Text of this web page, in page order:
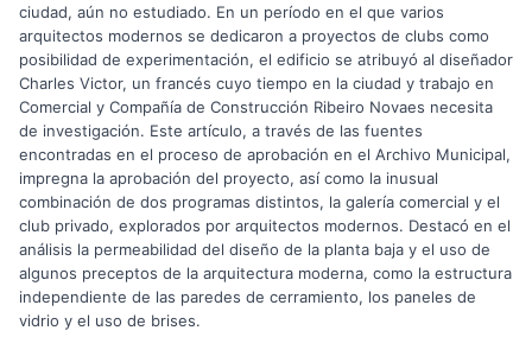
ciudad, aún no estudiado. En un período en el que varios
arquitectos modernos se dedicaron a proyectos de clubs como
posibilidad de experimentación, el edificio se atribuyó al diseñador
Charles Victor, un francés cuyo tiempo en la ciudad y trabajo en
Comercial y Compañía de Construcción Ribeiro Novaes necesita
de investigación. Este artículo, a través de las fuentes
encontradas en el proceso de aprobación en el Archivo Municipal,
impregna la aprobación del proyecto, así como la inusual
combinación de dos programas distintos, la galería comercial y el
club privado, explorados por arquitectos modernos. Destacó en el
análisis la permeabilidad del diseño de la planta baja y el uso de
algunos preceptos de la arquitectura moderna, como la estructura
independiente de las paredes de cerramiento, los paneles de
vidrio y el uso de brises.